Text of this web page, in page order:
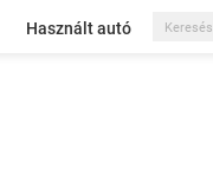
Használt autó